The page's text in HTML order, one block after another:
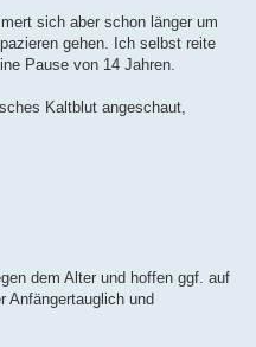
sich aber schon länger um
gehen. Ich selbst reite
Pause von 14 Jahren.
Kaltblut angeschaut,
dem Alter und hoffen ggf. auf
Anfängertauglich und